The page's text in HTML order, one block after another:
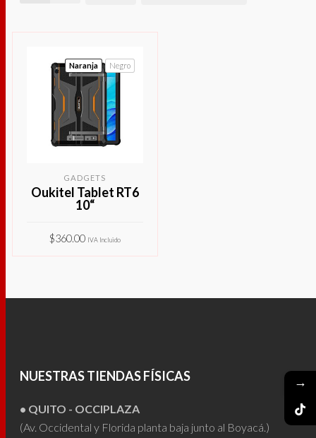
Naranja Negro
GADGETS
Oukitel Tablet RT6
10“
$360.00 IVA Incluido
tiene
opciones
NUESTRAS TIENDAS FÍSICAS
• QUITO - OCCIPLAZA
(Av. Occidental y Florida planta baja junto al Boyacá.)
→